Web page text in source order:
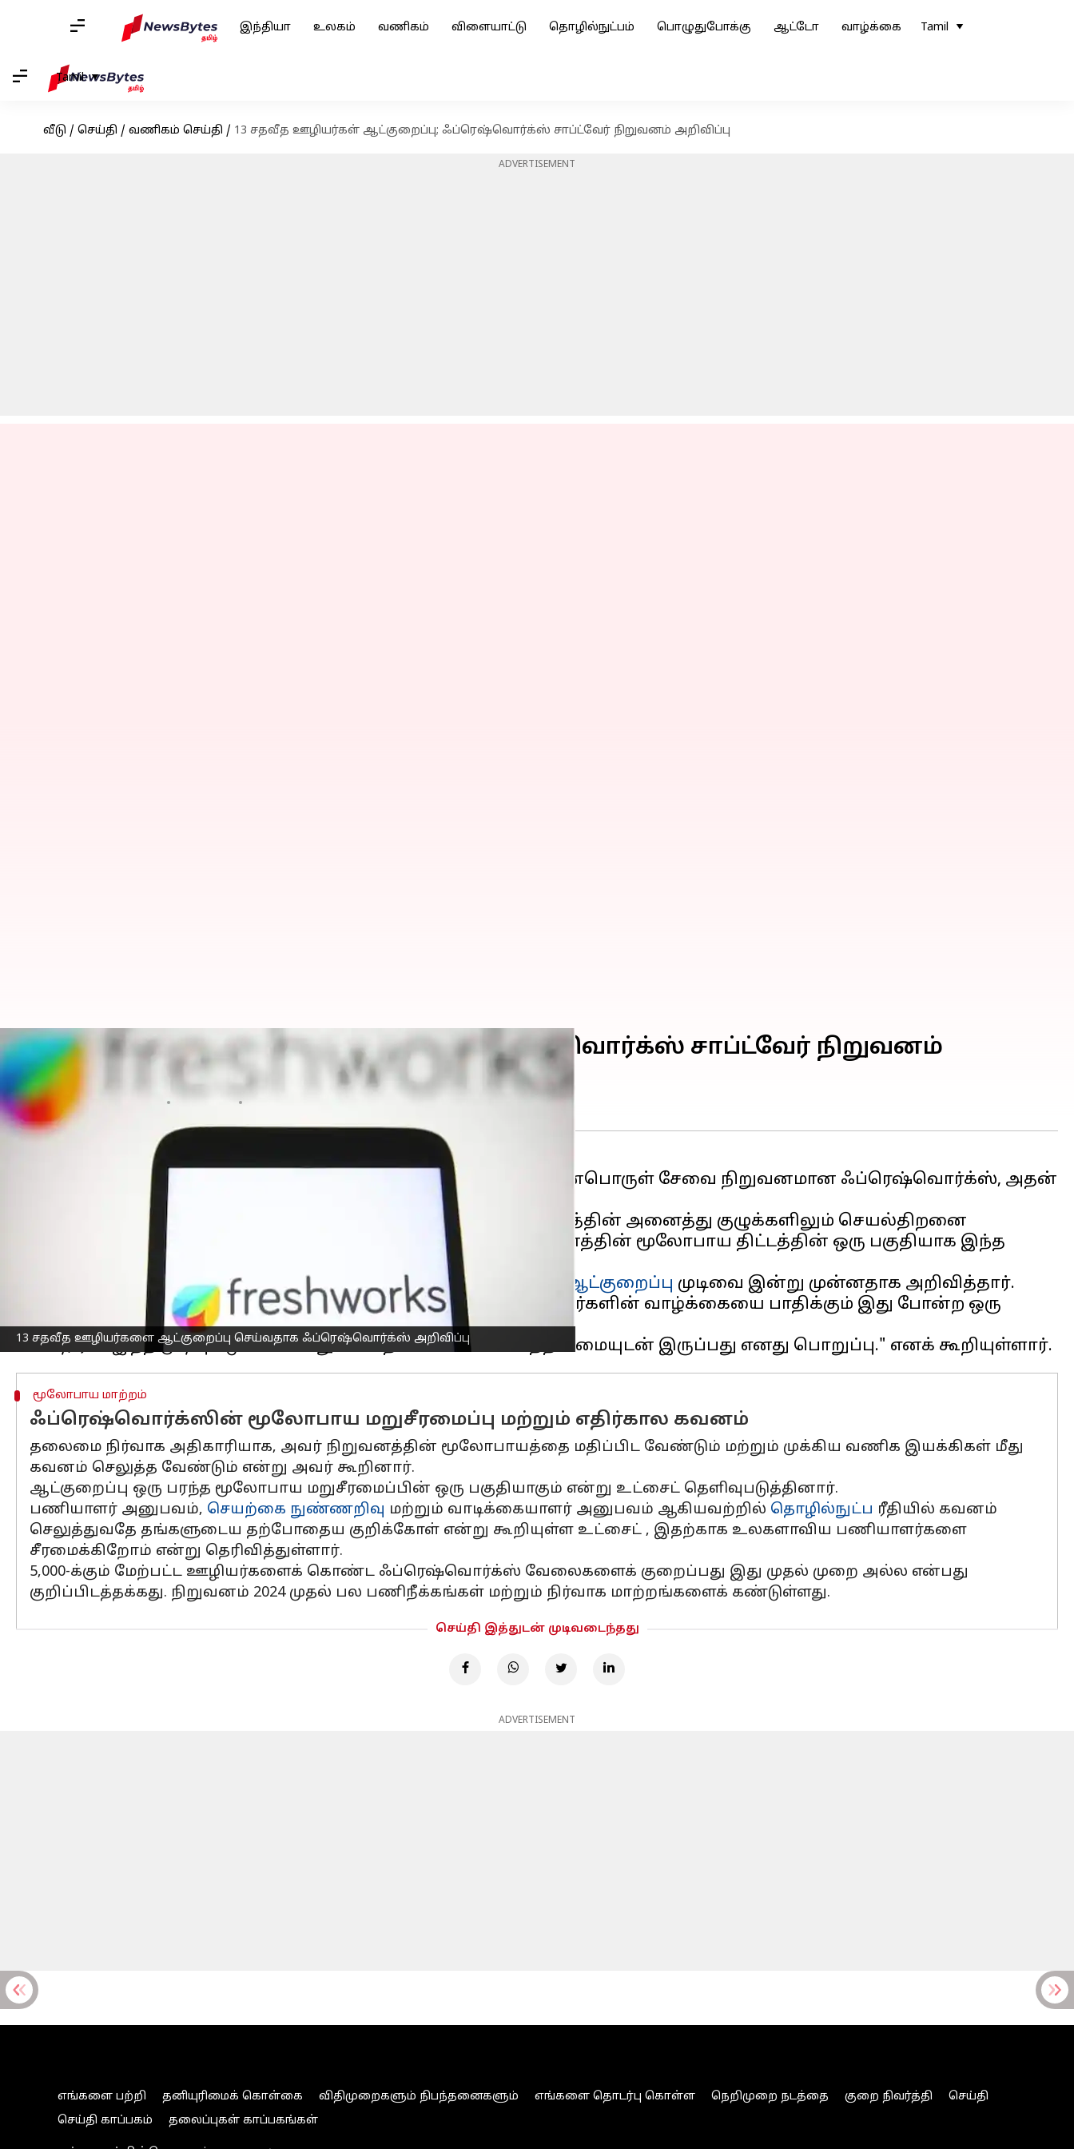
இந்தியா உலகம் வணிகம் விளையாட்டு தொழில்நுட்பம் பொழுதுபோக்கு ஆட்டோ வாழ்க்கை Tamil
Tamil
வீடு / செய்தி / வணிகம் செய்தி / 13 சதவீத ஊழியர்கள் ஆட்குறைப்பு; ஃப்ரெஷ்வொர்க்ஸ் சாப்ட்வேர் நிறுவனம் அறிவிப்பு
ADVERTISEMENT
13 சதவீத ஊழியர்களை ஆட்குறைப்பு செய்வதாக ஃப்ரெஷ்வொர்க்ஸ் அறிவிப்பு
13 சதவீத ஊழியர்கள் ஆட்குறைப்பு; ஃப்ரெஷ்வொர்க்ஸ் சாப்ட்வேர் நிறுவனம்
அறிவிப்பு
எழுதியவர் Sekar Chinnappan
வின் நாஸ்டாக் பங்குச் சந்தையில் பட்டியலிடப்பட்ட மென்பொருள் சேவை நிறுவனமான ஃப்ரெஷ்வொர்க்ஸ், அதன்
பணியாளர்களில் 13% குறைக்க உள்ளது.
இந்த முடிவு சுமார் 660 வேலைகளை இழக்க வழிவகுக்கும். நிறுவனத்தின் அனைத்து குழுக்களிலும் செயல்திறனை
மேம்படுத்துவதற்கும் செயல்பாடுகளை எளிதாக்குவதற்கும் நிறுவனத்தின் மூலோபாய திட்டத்தின் ஒரு பகுதியாக இந்த
நடவடிக்கை எடுக்கப்படுவதாக தெரிகிறது.
ஃப்ரெஷ்வொர்க்ஸ்தலைமை செயல் அதிகாரி டென்னிஸ் உட்சைட்
ஆட்குறைப்பு முடிவை இன்று முன்னதாக அறிவித்தார்.
ஊழியர்களுக்கு இதுகுறித்து அவர் எழுதியுள்ள கடிதத்தில், "ஊழியர்களின் வாழ்க்கையை பாதிக்கும் இது போன்ற ஒரு
முடிவை எடுக்க நல்ல நேரம் என்று எதுவும் இல்லை.
மூலோபாய மாற்றம்
ஃப்ரெஷ்வொர்க்ஸின் மூலோபாய மறுசீரமைப்பு மற்றும் எதிர்கால கவனம்
தலைமை நிர்வாக அதிகாரியாக, அவர் நிறுவனத்தின் மூலோபாயத்தை மதிப்பிட வேண்டும் மற்றும் முக்கிய வணிக இயக்கிகள் மீது
கவனம் செலுத்த வேண்டும் என்று அவர் கூறினார்.
ஆட்குறைப்பு ஒரு பரந்த மூலோபாய மறுசீரமைப்பின் ஒரு பகுதியாகும் என்று உட்சைட் தெளிவுபடுத்தினார்.
பணியாளர் அனுபவம், செயற்கை நுண்ணறிவு மற்றும் வாடிக்கையாளர் அனுபவம் ஆகியவற்றில் தொழில்நுட்ப ரீதியில் கவனம்
செலுத்துவதே தங்களுடைய தற்போதைய குறிக்கோள் என்று கூறியுள்ள உட்சைட் , இதற்காக உலகளாவிய பணியாளர்களை
சீரமைக்கிறோம் என்று தெரிவித்துள்ளார்.
5,000-க்கும் மேற்பட்ட ஊழியர்களைக் கொண்ட ஃப்ரெஷ்வொர்க்ஸ் வேலைகளைக் குறைப்பது இது முதல் முறை அல்ல என்பது
குறிப்பிடத்தக்கது. நிறுவனம் 2024 முதல் பல பணிநீக்கங்கள் மற்றும் நிர்வாக மாற்றங்களைக் கண்டுள்ளது.
செய்தி இத்துடன் முடிவடைந்தது
ADVERTISEMENT
எங்களை பற்றி தனியுரிமைக் கொள்கை விதிமுறைகளும் நிபந்தனைகளும் எங்களை தொடர்பு கொள்ள நெறிமுறை நடத்தை குறை நிவர்த்தி
செய்தி
செய்தி காப்பகம்
தலைப்புகள் காப்பகங்கள்